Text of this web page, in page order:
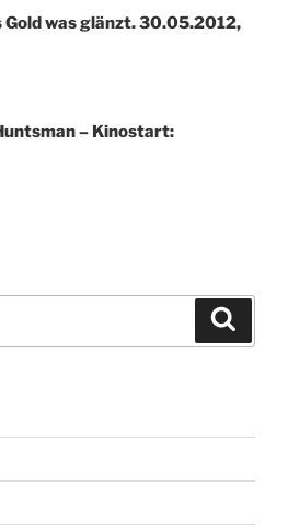
was glänzt. 30.05.2012,
– Kinostart: